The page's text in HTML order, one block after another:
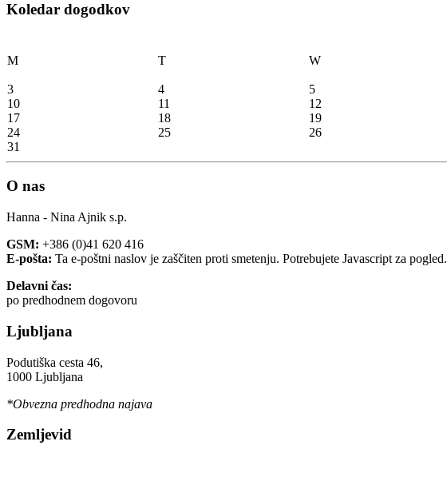
Koledar dogodkov
M
T W
3
4 5
10
11 12
17
18 19
24
25 26
31
O nas
Hanna - Nina Ajnik s.p.
GSM: +386 (0)41 620 416
E-pošta: Ta e-poštni naslov je zaščiten proti smetenju. Potrebujete Javascript za pogled.
Delavni čas:
po predhodnem dogovoru
Ljubljana
Podutiška cesta 46,
1000 Ljubljana
*Obvezna predhodna najava
Zemljevid